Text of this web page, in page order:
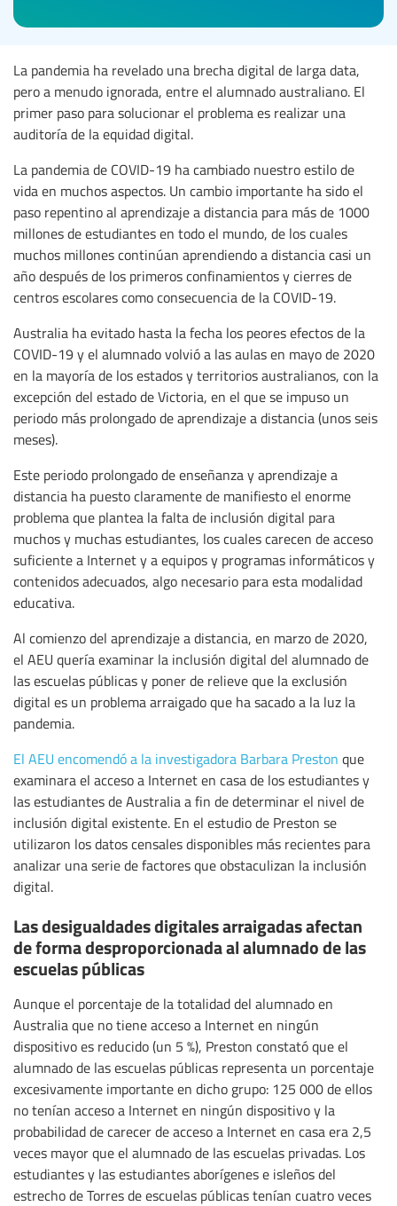
La pandemia ha revelado una brecha digital de larga data,
pero a menudo ignorada, entre el alumnado australiano. El
primer paso para solucionar el problema es realizar una
auditoría de la equidad digital.
La pandemia de COVID-19 ha cambiado nuestro estilo de
vida en muchos aspectos. Un cambio importante ha sido el
paso repentino al aprendizaje a distancia para más de 1000
millones de estudiantes en todo el mundo, de los cuales
muchos millones continúan aprendiendo a distancia casi un
año después de los primeros confinamientos y cierres de
centros escolares como consecuencia de la COVID-19.
Australia ha evitado hasta la fecha los peores efectos de la
COVID-19 y el alumnado volvió a las aulas en mayo de 2020
en la mayoría de los estados y territorios australianos, con la
excepción del estado de Victoria, en el que se impuso un
periodo más prolongado de aprendizaje a distancia (unos seis
meses).
Este periodo prolongado de enseñanza y aprendizaje a
distancia ha puesto claramente de manifiesto el enorme
problema que plantea la falta de inclusión digital para
muchos y muchas estudiantes, los cuales carecen de acceso
suficiente a Internet y a equipos y programas informáticos y
contenidos adecuados, algo necesario para esta modalidad
educativa.
Al comienzo del aprendizaje a distancia, en marzo de 2020,
el AEU quería examinar la inclusión digital del alumnado de
las escuelas públicas y poner de relieve que la exclusión
digital es un problema arraigado que ha sacado a la luz la
pandemia.
El AEU encomendó a la investigadora Barbara Preston que
examinara el acceso a Internet en casa de los estudiantes y
las estudiantes de Australia a fin de determinar el nivel de
inclusión digital existente. En el estudio de Preston se
utilizaron los datos censales disponibles más recientes para
analizar una serie de factores que obstaculizan la inclusión
digital.
Las desigualdades digitales arraigadas afectan
de forma desproporcionada al alumnado de las
escuelas públicas
Aunque el porcentaje de la totalidad del alumnado en
Australia que no tiene acceso a Internet en ningún
dispositivo es reducido (un 5 %), Preston constató que el
alumnado de las escuelas públicas representa un porcentaje
excesivamente importante en dicho grupo: 125 000 de ellos
no tenían acceso a Internet en ningún dispositivo y la
probabilidad de carecer de acceso a Internet en casa era 2,5
veces mayor que el alumnado de las escuelas privadas. Los
estudiantes y las estudiantes aborígenes e isleños del
estrecho de Torres de escuelas públicas tenían cuatro veces